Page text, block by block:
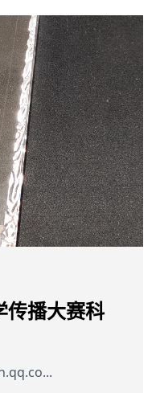
传播大赛科